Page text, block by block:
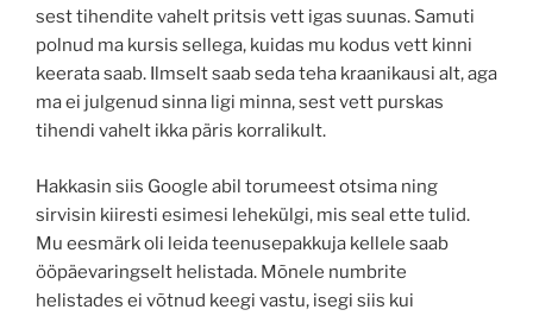
sest tihendite vahelt pritsis vett igas suunas. Samuti
polnud ma kursis sellega, kuidas mu kodus vett kinni
keerata saab. Ilmselt saab seda teha kraanikausi alt, aga
ma ei julgenud sinna ligi minna, sest vett purskas
tihendi vahelt ikka päris korralikult.
Hakkasin siis Google abil torumeest otsima ning
sirvisin kiiresti esimesi lehekülgi, mis seal ette tulid.
Mu eesmärk oli leida teenusepakkuja kellele saab
ööpäevaringselt helistada. Mõnele numbrite
helistades ei võtnud keegi vastu, isegi siis kui